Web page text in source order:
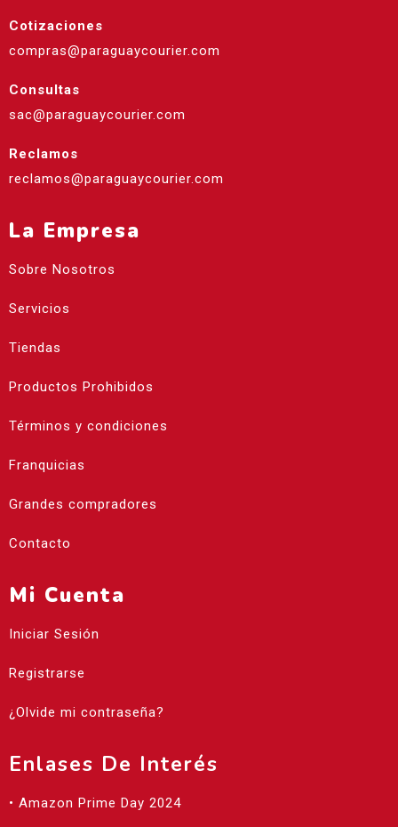
Cotizaciones
compras@paraguaycourier.com
Consultas
sac@paraguaycourier.com
Reclamos
reclamos@paraguaycourier.com
La Empresa
Sobre Nosotros
Servicios
Tiendas
Productos Prohibidos
Términos y condiciones
Franquicias
Grandes compradores
Contacto
Mi Cuenta
Iniciar Sesión
Registrarse
¿Olvide mi contraseña?
Enlases De Interés
• Amazon Prime Day 2024